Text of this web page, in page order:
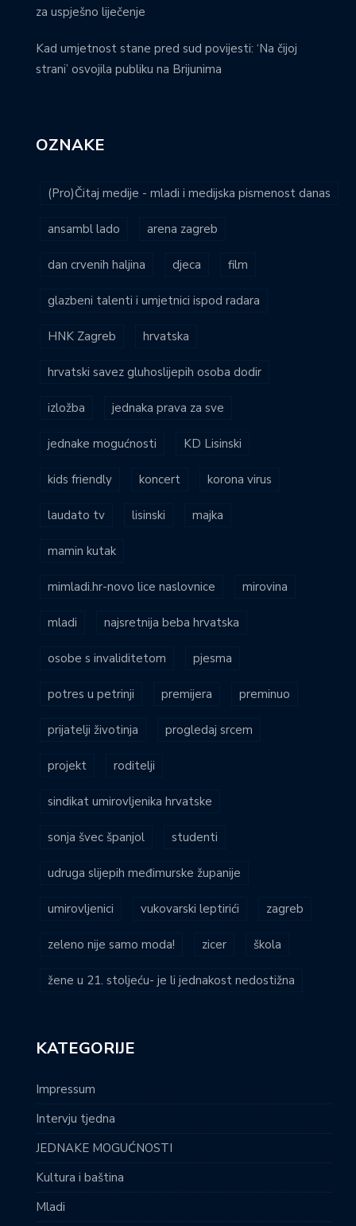
za uspješno liječenje
Kad umjetnost stane pred sud povijesti: ‘Na čijoj
strani’ osvojila publiku na Brijunima
OZNAKE
(Pro)Čitaj medije - mladi i medijska pismenost danas
ansambl lado arena zagreb
dan crvenih haljina djeca film
glazbeni talenti i umjetnici ispod radara
HNK Zagreb hrvatska
hrvatski savez gluhoslijepih osoba dodir
izložba jednaka prava za sve
jednake mogućnosti KD Lisinski
kids friendly koncert korona virus
laudato tv lisinski majka
mamin kutak
mimladi.hr-novo lice naslovnice mirovina
mladi najsretnija beba hrvatska
osobe s invaliditetom pjesma
potres u petrinji premijera preminuo
prijatelji životinja progledaj srcem
projekt roditelji
sindikat umirovljenika hrvatske
sonja švec španjol studenti
udruga slijepih međimurske županije
umirovljenici vukovarski leptirići zagreb
zeleno nije samo moda! zicer škola
žene u 21. stoljeću- je li jednakost nedostižna
KATEGORIJE
Impressum
Intervju tjedna
JEDNAKE MOGUĆNOSTI
Kultura i baština
Mladi